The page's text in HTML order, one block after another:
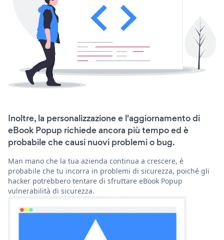
Inoltre, la personalizzazione e l'aggiornamento di
eBook Popup richiede ancora più tempo ed è
probabile che causi nuovi problemi o bug.
Man mano che la tua azienda continua a crescere, è
probabile che tu incorra in problemi di sicurezza, poiché gli
hacker potrebbero tentare di sfruttare eBook Popup
vulnerabilità di sicurezza.